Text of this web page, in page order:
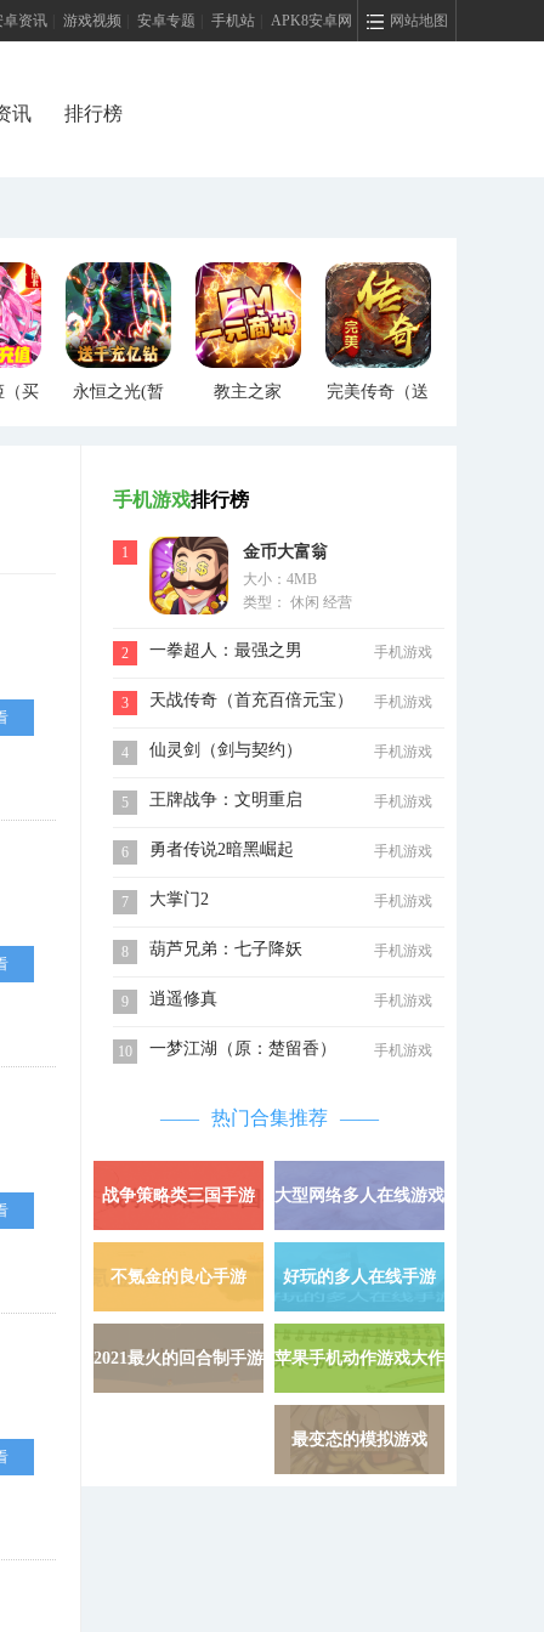
网站地图
卓资讯 游戏视频 安卓专题 手机站 APK8安卓网
讯 排行榜
（买
永恒之光(暂
教主之家
完美传奇（送
手机游戏排行榜
1 金币大富翁
大小：4MB
类型： 休闲 经营
2 一拳超人：最强之男 手机游戏
3 天战传奇（首充百倍元宝） 手机游戏
4 仙灵剑（剑与契约） 手机游戏
5 王牌战争：文明重启 手机游戏
6 勇者传说2暗黑崛起 手机游戏
7 大掌门2 手机游戏
8 葫芦兄弟：七子降妖 手机游戏
9 逍遥修真 手机游戏
10 一梦江湖（原：楚留香） 手机游戏
热门合集推荐
战争策略类三国手游 详情 »
大型网络多人在线游戏
不氪金的良心手游 详情 »
好玩的多人在线手游
2021最火的回合制手游 详情 »
苹果手机动作游戏大作
最变态的模拟游戏